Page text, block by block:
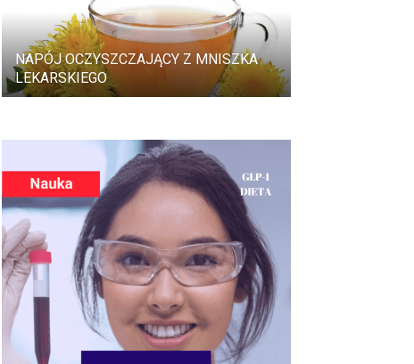
NAPÓJ OCZYSZCZAJĄCY Z MNISZKA
LEKARSKIEGO